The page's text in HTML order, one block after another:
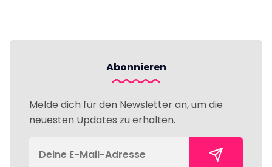
Abonnieren
Melde dich für den Newsletter an, um die
neuesten Updates zu erhalten.